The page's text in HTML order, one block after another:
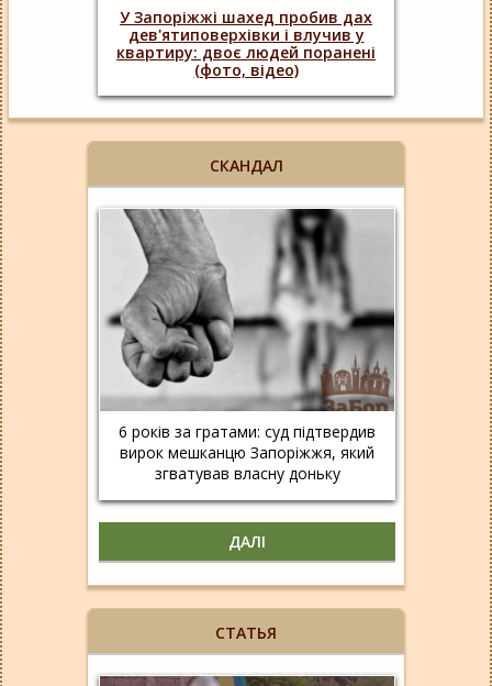
СКАНДАЛ
6 років за гратами: суд підтвердив
вирок мешканцю Запоріжжя, який
згватував власну доньку
ДАЛІ
СТАТЬЯ
У Запоріжжі шахед пробив дах
дев'ятиповерхівки і влучив у
квартиру: двоє людей поранені
(фото, відео)